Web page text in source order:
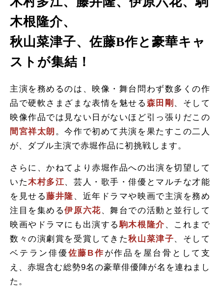
木根隆介、
秋山菜津子、佐藤B作と豪華キャ
ストが集結！
主演を務めるのは、映像・舞台問わず数多くの作
品で硬軟さまざまな表情を魅せる 森田剛 、そして
映像作品では見ない日がないほど引っ張りだこの
間宮祥太朗 。今作で初めて共演を果たすこの二人
が、ダブル主演で赤堀作品に初挑戦します。
さらに、かねてより赤堀作品への出演を切望して
いた木村多江、芸人・歌手・俳優とマルチな才能
を見せる藤井隆 、近年ドラマや映画で主演を務め
注目を集める伊原六花、舞台での活動と並行して
映画やドラマにも出演する駒木根隆介、これまで
数々の演劇賞を受賞してきた秋山菜津子、そして
ベテラン俳優佐藤B作が作品を屋台骨として支
え、赤堀含む総勢9名の豪華俳優陣が名を連ねまし
た。